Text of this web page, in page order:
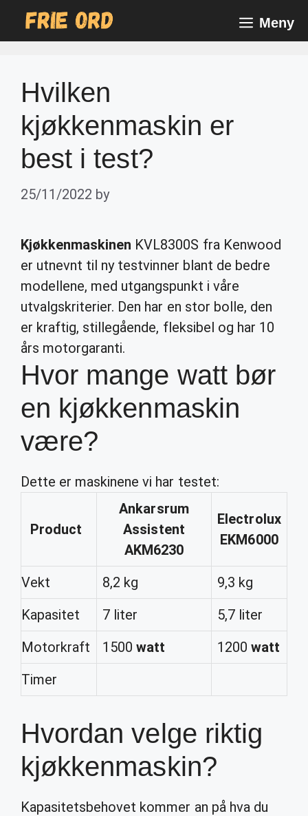
Meny
Hvilken
kjøkkenmaskin er
best i test?
25/11/2022 by
Kjøkkenmaskinen KVL8300S fra Kenwood
er utnevnt til ny testvinner blant de bedre
modellene, med utgangspunkt i våre
utvalgskriterier. Den har en stor bolle, den
er kraftig, stillegående, fleksibel og har 10
års motorgaranti.
Hvor mange watt bør
en kjøkkenmaskin
være?
Dette er maskinene vi har testet:
Product
Ankarsrum
Assistent
AKM6230
Electrolux
EKM6000
Vekt 8,2 kg
9,3 kg
Kapasitet
7 liter
5,7 liter
Motorkraft
1500watt 1200watt
Timer
Hvordan velge riktig
kjøkkenmaskin?
Kapasitetsbehovet kommer an på hva du